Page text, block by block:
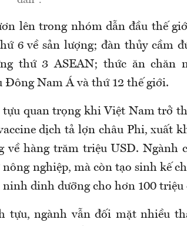
lên trong nhóm dẫn đầu thế
6 về sản lượng; đàn thủy cầm
thứ 3 ASEAN; thức ăn chăn
Đông Nam Á và thứ 12 thế giới.
quan trọng khi Việt Nam trở
dịch tả lợn châu Phi, xuất
về hàng trăm triệu USD. Ngành
nghiệp, mà còn tạo sinh kế
dinh dưỡng cho hơn 100 triệu
tựu, ngành vẫn đối mặt nhiều